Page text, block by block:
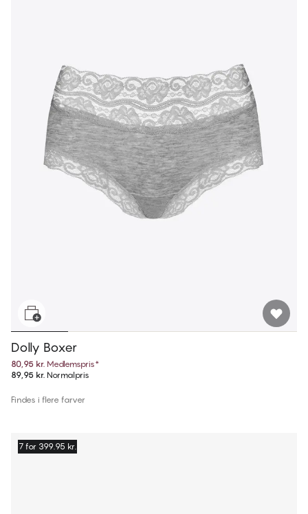
Dolly Boxer
80,95 kr. Medlemspris*
89,95 kr. Normalpris
Findes i flere farver
7 for 399.95 kr.